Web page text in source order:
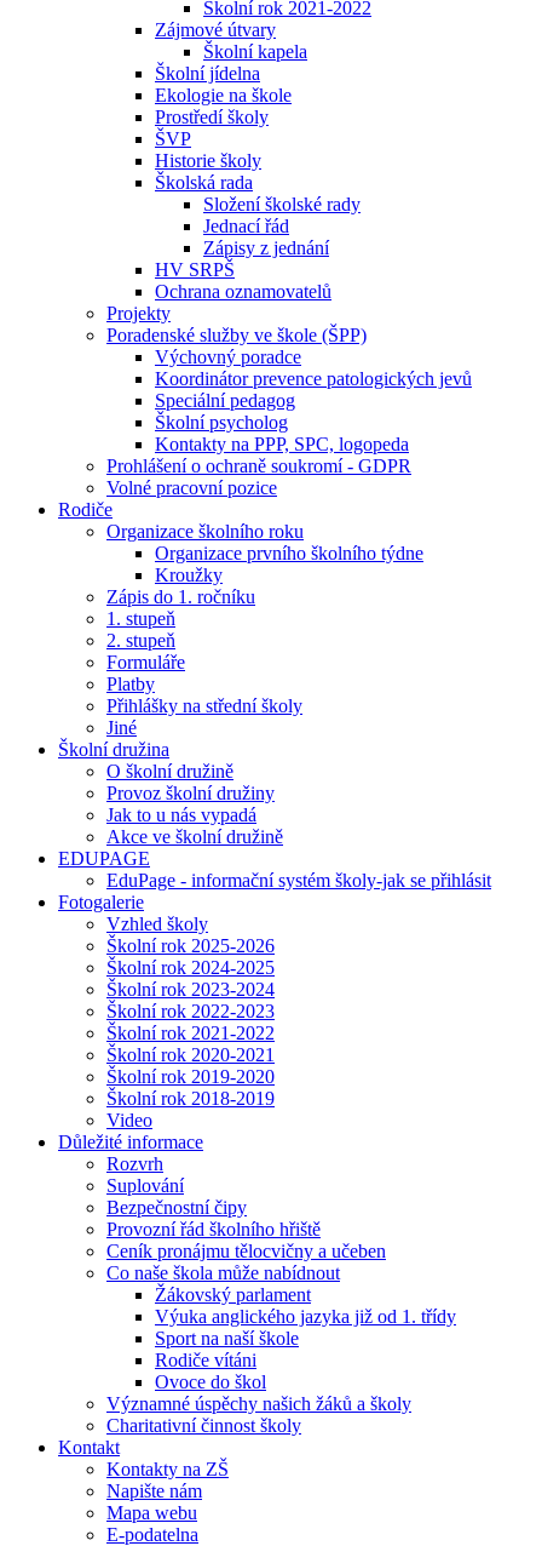
Školní rok 2021-2022
Zájmové útvary
Školní kapela
Školní jídelna
Ekologie na škole
Prostředí školy
ŠVP
Historie školy
Školská rada
Složení školské rady
Jednací řád
Zápisy z jednání
HV SRPŠ
Ochrana oznamovatelů
Projekty
Poradenské služby ve škole (ŠPP)
Výchovný poradce
Koordinátor prevence patologických jevů
Speciální pedagog
Školní psycholog
Kontakty na PPP, SPC, logopeda
Prohlášení o ochraně soukromí - GDPR
Volné pracovní pozice
Rodiče
Organizace školního roku
Organizace prvního školního týdne
Kroužky
Zápis do 1. ročníku
1. stupeň
2. stupeň
Formuláře
Platby
Přihlášky na střední školy
Jiné
Školní družina
O školní družině
Provoz školní družiny
Jak to u nás vypadá
Akce ve školní družině
EDUPAGE
EduPage - informační systém školy-jak se přihlásit
Fotogalerie
Vzhled školy
Školní rok 2025-2026
Školní rok 2024-2025
Školní rok 2023-2024
Školní rok 2022-2023
Školní rok 2021-2022
Školní rok 2020-2021
Školní rok 2019-2020
Školní rok 2018-2019
Video
Důležité informace
Rozvrh
Suplování
Bezpečnostní čipy
Provozní řád školního hřiště
Ceník pronájmu tělocvičny a učeben
Co naše škola může nabídnout
Žákovský parlament
Výuka anglického jazyka již od 1. třídy
Sport na naší škole
Rodiče vítáni
Ovoce do škol
Významné úspěchy našich žáků a školy
Charitativní činnost školy
Kontakt
Kontakty na ZŠ
Napište nám
Mapa webu
E-podatelna